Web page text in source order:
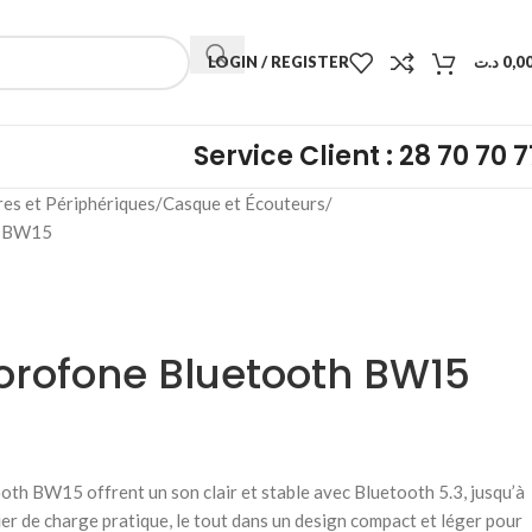
LOGIN / REGISTER د.ت
Service Client : 28 70 70
et Périphériques Casque et Écouteurs
Bluetooth BW15
BW15 offrent un son clair et stable avec Bluetooth 5.3, jusqu’à
de charge pratique, le tout dans un design compact et léger pour